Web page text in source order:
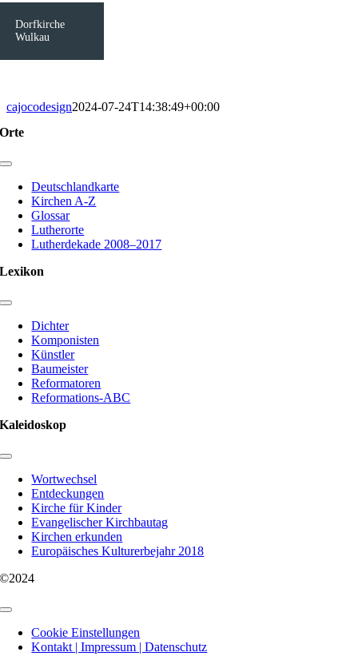
Dorfkirche
Wulkau
cajocodesign2024-07-24T14:38:49+00:00
Orte
Toggle
NavigationDeutschlandkarte
Kirchen A-Z
Glossar
Lutherorte
Lutherdekade 2008–2017
Lexikon
Toggle
Navigation
Dichter
Komponisten
Künstler
Baumeister
Reformatoren
Reformations-ABC
Kaleidoskop
Toggle
NavigationWortwechsel
Entdeckungen
Kirche für Kinder
Evangelischer Kirchbautag
Kirchen erkunden
Europäisches Kulturerbejahr 2018
©2024
Toggle
NavigationCookie Einstellungen
Kontakt | Impressum | Datenschutz